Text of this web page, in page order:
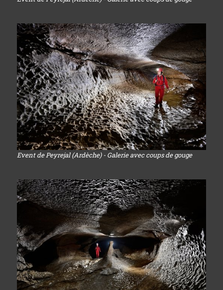
Event de Peyrejal (Ardèche) - Galerie avec coups de gouge